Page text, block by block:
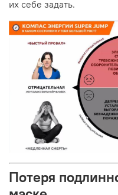
их себе задать.
Потеря